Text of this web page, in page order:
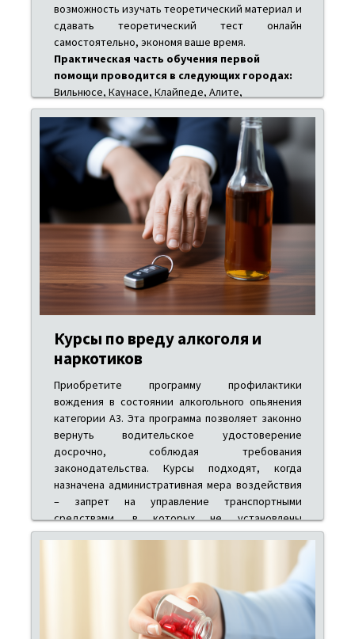
возможность изучать теоретический материал и
сдавать теоретический тест онлайн
самостоятельно, экономя ваше время.
Практическая часть обучения первой
помощи проводится в следующих городах:
Вильнюсе, Каунасе, Клайпеде, Алите,
Паневежисе, Шяуляе, Утене и Молетах.
Курсы по вреду алкоголя и
наркотиков
Приобретите программу профилактики
вождения в состоянии алкогольного опьянения
категории A3. Эта программа позволяет законно
вернуть водительское удостоверение
досрочно, соблюдая требования
законодательства. Курсы подходят, когда
назначена административная мера воздействия
– запрет на управление транспортными
средствами, в которых не установлены
антиалкогольные блокираторы двигателя